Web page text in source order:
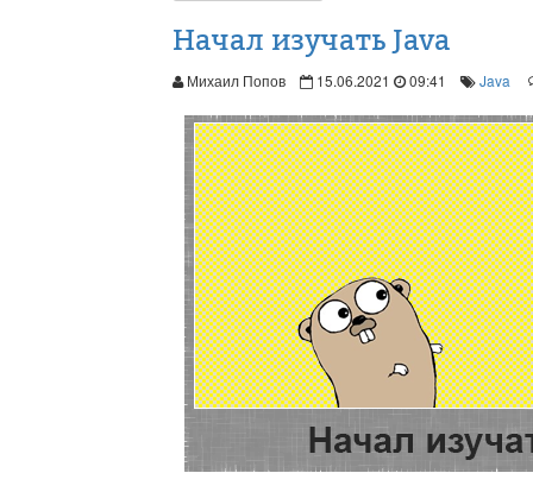
Начал изучать Java
Михаил Попов 15.06.2021 09:41 Java